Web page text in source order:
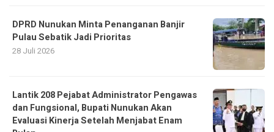
DPRD Nunukan Minta Penanganan Banjir
Pulau Sebatik Jadi Prioritas
28 Juli 2026
Lantik 208 Pejabat Administrator Pengawas
dan Fungsional, Bupati Nunukan Akan
Evaluasi Kinerja Setelah Menjabat Enam